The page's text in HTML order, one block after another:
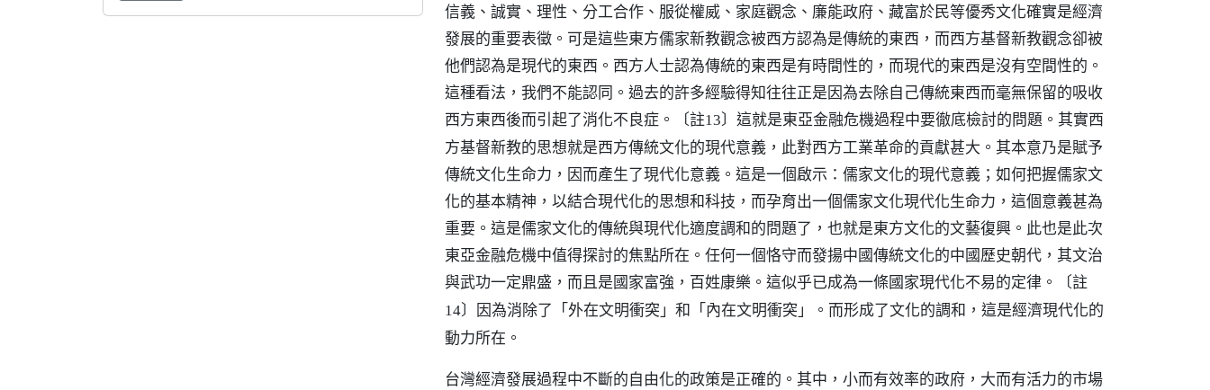
信義、誠實、理性、分工合作、服從權威、家庭觀念、廉能政府、藏富於民等優秀文化確實是經濟
發展的重要表徵。可是這些東方儒家新教觀念被西方認為是傳統的東西，而西方基督新教觀念卻被
他們認為是現代的東西。西方人士認為傳統的東西是有時間性的，而現代的東西是沒有空間性的。
這種看法，我們不能認同。過去的許多經驗得知往往正是因為去除自己傳統東西而毫無保留的吸收
西方東西後而引起了消化不良症。
〔註13〕 這就是東亞金融危機過程中要徹底檢討的問題。其實西
方基督新教的思想就是西方傳統文化的現代意義，此對西方工業革命的貢獻甚大。其本意乃是賦予
傳統文化生命力，因而產生了現代化意義。這是一個啟示：儒家文化的現代意義；如何把握儒家文
化的基本精神，以結合現代化的思想和科技，而孕育出一個儒家文化現代化生命力，這個意義甚為
重要。這是儒家文化的傳統與現代化適度調和的問題了，也就是東方文化的文藝復興。此也是此次
東亞金融危機中值得探討的焦點所在。任何一個恪守而發揚中國傳統文化的中國歷史朝代，其文治
與武功一定鼎盛，而且是國家富強，百姓康樂。這似乎已成為一條國家現代化不易的定律。
〔註
14〕 因為消除了「外在文明衝突」和「內在文明衝突」。而形成了文化的調和，這是經濟現代化的
動力所在。
台灣經濟發展過程中不斷的自由化的政策是正確的。其中，小而有效率的政府，大而有活力的市場